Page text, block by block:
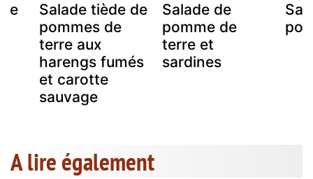
Salade tiède de
pommes de
terre aux
harengs fumés
et carotte
sauvage
Salade de
pomme de
terre et
sardines
A lire également